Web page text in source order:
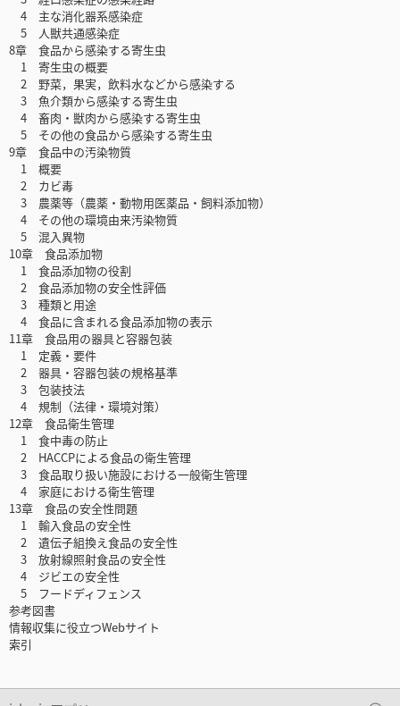
4 主な消化器系感染症
5 人獣共通感染症
8章 食品から感染する寄生虫
1 寄生虫の概要
2 野菜，果実，飲料水などから感染する
3 魚介類から感染する寄生虫
4 畜肉・獣肉から感染する寄生虫
5 その他の食品から感染する寄生虫
9章 食品中の汚染物質
1 概要
2 カビ毒
3 農薬等（農薬・動物用医薬品・飼料添加物）
4 その他の環境由来汚染物質
5 混入異物
10章 食品添加物
1 食品添加物の役割
2 食品添加物の安全性評価
3 種類と用途
4 食品に含まれる食品添加物の表示
11章 食品用の器具と容器包装
1 定義・要件
2 器具・容器包装の規格基準
3 包装技法
4 規制（法律・環境対策）
12章 食品衛生管理
1 食中毒の防止
2 HACCPによる食品の衛生管理
3 食品取り扱い施設における一般衛生管理
4 家庭における衛生管理
13章 食品の安全性問題
1 輸入食品の安全性
2 遺伝子組換え食品の安全性
3 放射線照射食品の安全性
4 ジビエの安全性
5 フードディフェンス
参考図書
情報収集に役立つWebサイト
索引